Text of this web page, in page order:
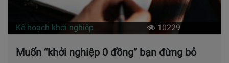
Kế hoạch khởi nghiệp 10229
Muốn “khởi nghiệp 0 đồng” bạn đừng bỏ